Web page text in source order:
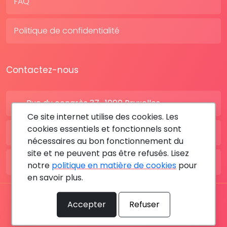
Politique de confidentialité
Contactez-nous
Rue du congrès 37 , 1000 Bruxelles
BE: +32 28080227
FR: +33 183642895
Tous les droits sont réservés © 2026 RDV MÉDICAL By
MediaSatCom
Ce site internet utilise des cookies. Les
cookies essentiels et fonctionnels sont
nécessaires au bon fonctionnement du
site et ne peuvent pas être refusés. Lisez
notre politique en matière de cookies pour
en savoir plus.
Accepter Refuser